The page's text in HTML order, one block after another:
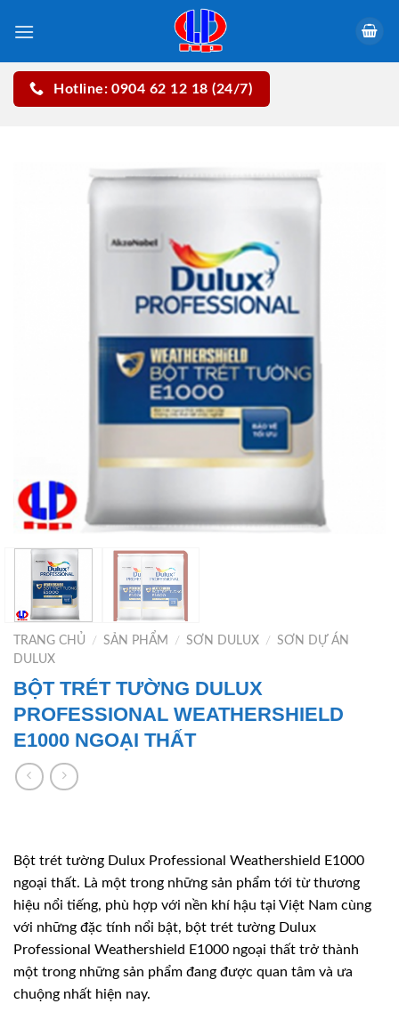
Hotline: 0904 62 12 18 (24/7)
TRANG CHỦ / SẢN PHẨM / SƠN DULUX / SƠN DỰ ÁN
DULUX
BỘT TRÉT TƯỜNG DULUX
PROFESSIONAL WEATHERSHIELD
E1000 NGOẠI THẤT
Bột trét tường Dulux Professional Weathershield E1000
ngoại thất. Là một trong những sản phẩm tới từ thương
hiệu nổi tiếng, phù hợp với nền khí hậu tại Việt Nam cùng
với những đặc tính nổi bật, bột trét tường Dulux
Professional Weathershield E1000 ngoại thất trở thành
một trong những sản phẩm đang được quan tâm và ưa
chuộng nhất hiện nay.